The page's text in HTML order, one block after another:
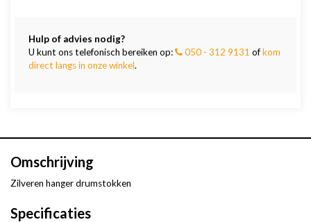
Hulp of advies nodig?
U kunt ons telefonisch bereiken op:
050 - 312 9131 ofkom
direct langs in onze winkel.
Omschrijving
Zilveren hanger drumstokken
Specificaties